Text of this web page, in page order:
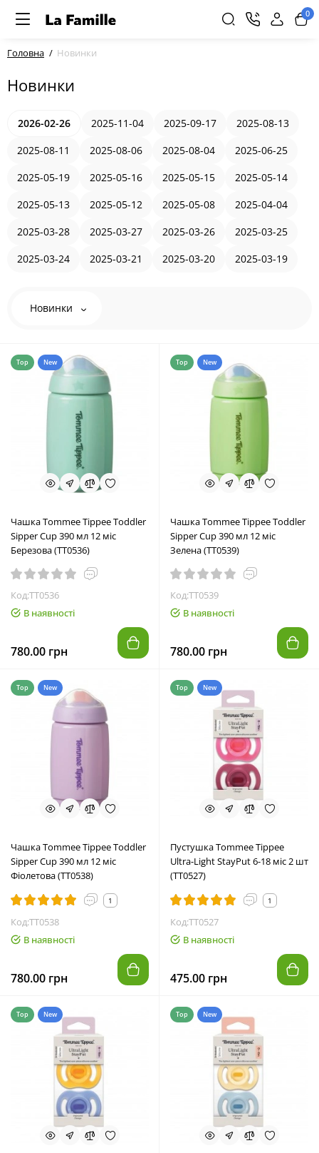
0
Головна Новинки
Новинки
2026-02-26 2025-11-04 2025-09-17
2025-08-13
2025-08-11
2025-08-06 2025-08-04
2025-06-25
2025-05-19
2025-05-16 2025-05-15
2025-05-14
2025-05-13
2025-05-12 2025-05-08
2025-04-04
2025-03-28
2025-03-27 2025-03-26
2025-03-25
2025-03-24
2025-03-21 2025-03-20 2025-03-19
Новинки
Top New
Чашка Tommee Tippee Toddler
Sipper Cup 390 мл 12 міс
Березова (TT0536)
Код:TT0536
В наявності
780.00 грн
Top New
Чашка Tommee Tippee Toddler
Sipper Cup 390 мл 12 міс
Зелена (TT0539)
Код:TT0539
В наявності
780.00 грн
Top New
Чашка Tommee Tippee Toddler
Sipper Cup 390 мл 12 міс
Фіолетова (TT0538)
1
Код:TT0538
В наявності
780.00 грн
Top New
Пустушка Tommee Tippee
Ultra-Light StayPut 6-18 міс 2 шт
(TT0527)
1
Код:TT0527
В наявності
475.00 грн
Top New Top New